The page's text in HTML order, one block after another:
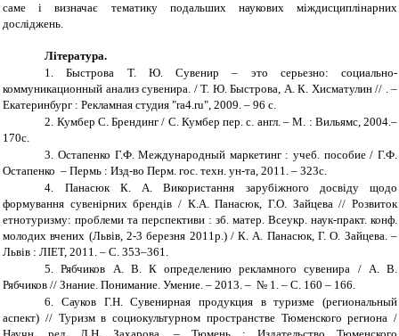
саме і визначає тематику подальших наукових міждисциплінарних
досліджень.
Література.
1.
Быстрова Т. Ю. Сувенир – это серьезно: социально-
коммуникационный анализ сувенира. / Т. Ю. Быстрова, А. К. Хисматулин // . –
Екатеринбург : Рекламная студия "ra4.ru", 2009. – 96 с.
2. Кумбер С. Брендинг / С. Кумбер пер. с. англ. – М. : Вильямс, 2004.–
170с.
3. Остапенко Г.Ф. Международный маркетинг : учеб. пособие / Г.Ф.
Остапенко – Пермь : Изд-во Перм. гос. техн. ун-та, 2011. – 323с.
4.
Панасюк К. А. Використання зарубіжного досвіду щодо
формування сувенірних брендів / К.А. Панасюк, Г.О. Зайцева // Розвиток
етнотуризму: проблеми та перспективи : зб. матер. Всеукр. наук-практ. конф.
молодих вчених (Львів, 2-3 березня 2011р.) / К. А. Панасюк, Г. О. Зайцева. –
Львів : ЛІЕТ, 2011. – С. 353–361.
5. Рябчиков А. В. К определению рекламного сувенира / А. В.
Рябчиков // Знание. Понимание. Умение. – 2013. – № 1. – С. 160 – 166.
6. Сауков Г.Н. Сувенирная продукция в туризме (региональный
аспект) // Туризм в социокультурном пространстве Тюменского региона /